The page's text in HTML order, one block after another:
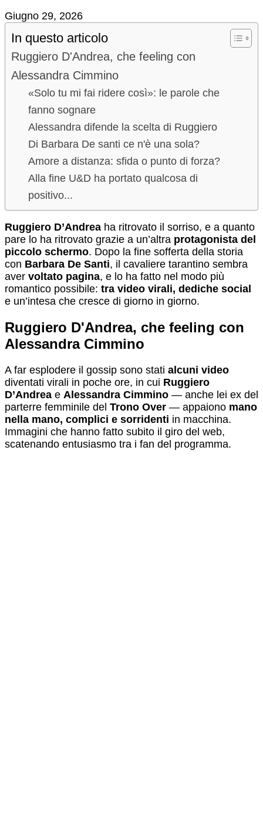
Giugno 29, 2026
In questo articolo
Ruggiero D'Andrea, che feeling con
Alessandra Cimmino
«Solo tu mi fai ridere così»: le parole che
fanno sognare
Alessandra difende la scelta di Ruggiero
Di Barbara De santi ce n'è una sola?
Amore a distanza: sfida o punto di forza?
Alla fine U&D ha portato qualcosa di
positivo...
Ruggiero D’Andrea ha ritrovato il sorriso, e a quanto
pare lo ha ritrovato grazie a un’altra protagonista del
piccolo schermo. Dopo la fine sofferta della storia
con Barbara De Santi, il cavaliere tarantino sembra
aver voltato pagina, e lo ha fatto nel modo più
romantico possibile: tra video virali, dediche social
e un’intesa che cresce di giorno in giorno.
Ruggiero D'Andrea, che feeling con
Alessandra Cimmino
A far esplodere il gossip sono stati alcuni video
diventati virali in poche ore, in cui Ruggiero
D’Andrea e Alessandra Cimmino — anche lei ex del
parterre femminile del Trono Over — appaiono mano
nella mano, complici e sorridenti in macchina.
Immagini che hanno fatto subito il giro del web,
scatenando entusiasmo tra i fan del programma.